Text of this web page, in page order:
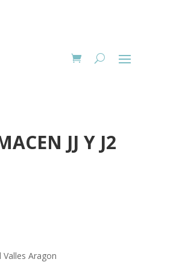
JJ Y J2
Valles Aragon